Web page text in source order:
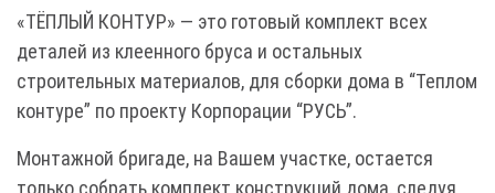
«ТЁПЛЫЙ КОНТУР» — это готовый комплект всех
деталей из клеенного бруса и остальных
строительных материалов, для сборки дома в “Теплом
контуре” по проекту Корпорации “РУСЬ”.
Монтажной бригаде, на Вашем участке, остается
только собрать комплект конструкций дома, следуя